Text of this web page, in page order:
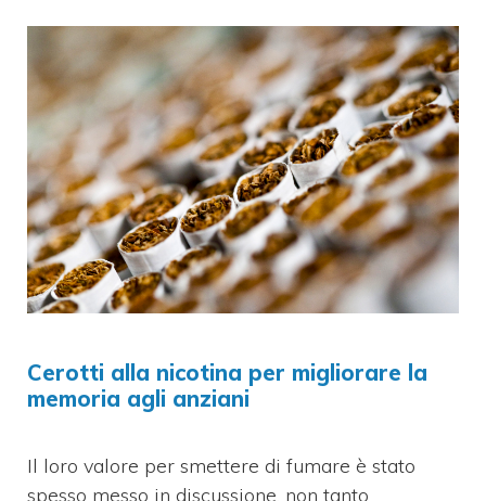
Cerotti alla nicotina per migliorare la
memoria agli anziani
Il loro valore per smettere di fumare è stato
spesso messo in discussione, non tanto